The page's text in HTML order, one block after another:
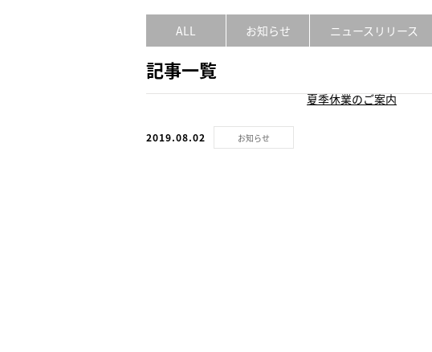
ALL お知らせ ニュースリリース
記事一覧
2019.08.02 お知らせ
夏季休業のご案内